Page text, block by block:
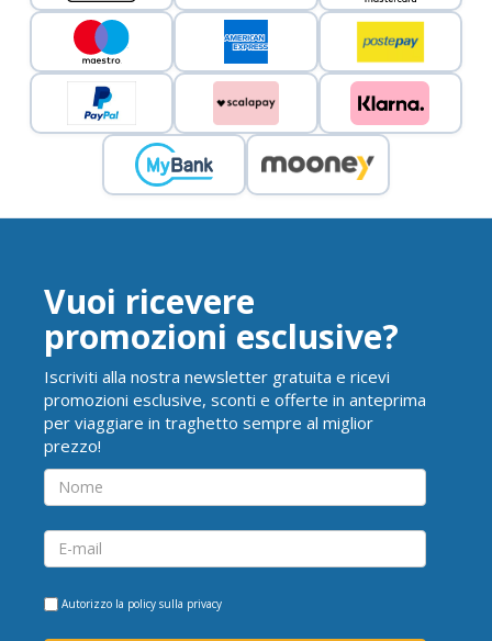
Vuoi ricevere
promozioni esclusive?
Iscriviti alla nostra newsletter gratuita e ricevi
promozioni esclusive, sconti e offerte in anteprima
per viaggiare in traghetto sempre al miglior
prezzo!
Autorizzo la policy sulla privacy